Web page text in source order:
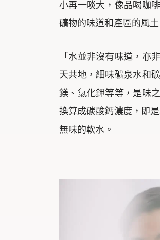
小再一啖大，像品喝咖
礦物的味道和產區的風土
「水並非沒有味道，亦
天共地，細味礦泉水和
鎂、氯化鉀等等，是味
換算成碳酸鈣濃度，即
無味的軟水。